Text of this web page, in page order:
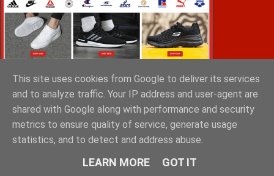
VOiD ΣΠΑΡΤΗ
This site uses cookies from Google to deliver its services
and to analyze traffic. Your IP address and user-agent are
shared with Google along with performance and security
metrics to ensure quality of service, generate usage
statistics, and to detect and address abuse.
LEARN MORE GOT IT